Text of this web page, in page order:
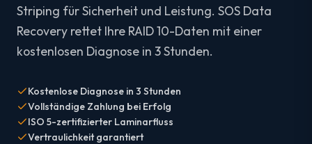
Striping für Sicherheit und Leistung. SOS Data
Recovery rettet Ihre RAID 10-Daten mit einer
kostenlosen Diagnose in 3 Stunden.
Kostenlose Diagnose in 3 Stunden
Vollständige Zahlung bei Erfolg
ISO 5-zertifizierter Laminarfluss
Vertraulichkeit garantiert